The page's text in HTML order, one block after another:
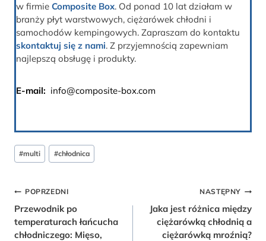
w firmie Composite Box. Od ponad 10 lat działam w
branży płyt warstwowych, ciężarówek chłodni i
samochodów kempingowych. Zapraszam do kontaktu
skontaktuj się z nami. Z przyjemnością zapewniam
najlepszą obsługę i produkty.
E-mail: info@composite-box.com
Tagi
postów:
#multi #chłodnica
Nawigacja
Wpisu
POPRZEDNI
Przewodnik po
temperaturach łańcucha
chłodniczego: Mięso,
NASTĘPNY
Jaka jest różnica między
ciężarówką chłodnią a
ciężarówką mroźnią?